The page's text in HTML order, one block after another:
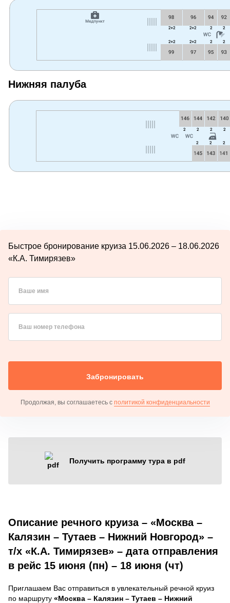
Нижняя палуба
Быстрое бронирование круиза 15.06.2026 – 18.06.2026
«К.А. Тимирязев»
Ваше имя
Ваш номер телефона
Забронировать
Продолжая, вы соглашаетесь с политикой конфиденциальности
Получить программу тура в pdf
Описание речного круиза – «Москва –
Калязин – Тутаев – Нижний Новгород» –
т/х «К.А. Тимирязев» – дата отправления
в рейс 15 июня (пн) – 18 июня (чт)
Приглашаем Вас отправиться в увлекательный речной круиз
по маршруту «Москва – Калязин – Тутаев – Нижний